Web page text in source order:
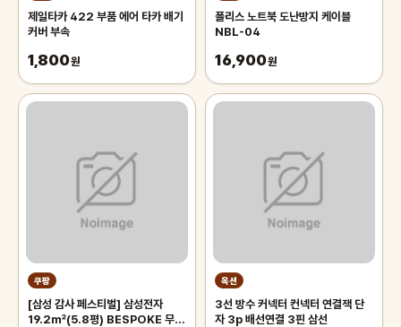
제일타카 422 부품 에어 타카 배기
커버 부속
1,800원
폴리스 노트북 도난방지 케이블
NBL-04
16,900원
쿠팡
[삼성 감사 페스티벌] 삼성전자
19.2㎡(5.8평) BESPOKE 무풍
옥션
3선 방수 커넥터 컨넥터 연결잭 단
자 3p 배선연결 3핀 삼선